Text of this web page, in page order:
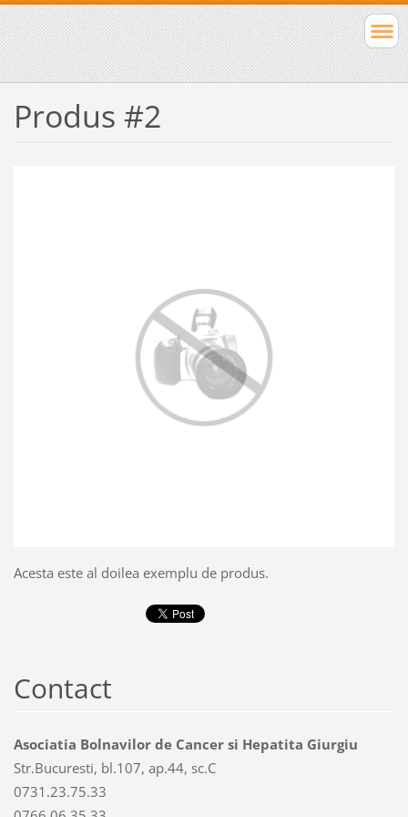
Produs #2
Acesta este al doilea exemplu de produs.
Contact
Asociatia Bolnavilor de Cancer si Hepatita Giurgiu
Str.Bucuresti, bl.107, ap.44, sc.C
0731.23.75.33